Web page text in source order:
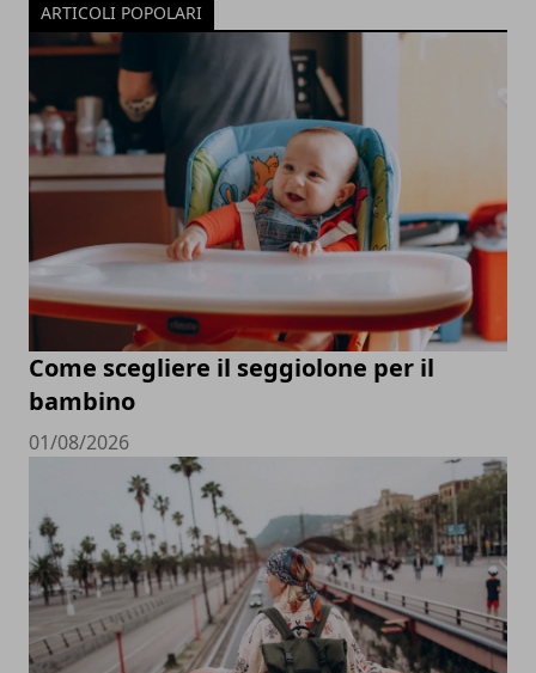
ARTICOLI POPOLARI
Come scegliere il seggiolone per il
bambino
01/08/2026